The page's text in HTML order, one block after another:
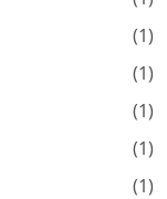
(1)
(1)
(1)
(1)
(1)